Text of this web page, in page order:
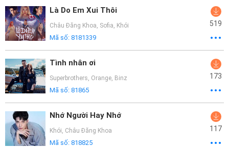
Funring
Doanh
Nghiệp
Là Do Em Xui Thôi
Châu Đăng Khoa, Sofia, Khói
Mã số: 8181339
519
Tình nhân ơi
Superbrothers, Orange, Binz
Mã số: 81865
173
Nhớ Người Hay Nhớ
Khói, Châu Đăng Khoa
Mã số: 818825
117